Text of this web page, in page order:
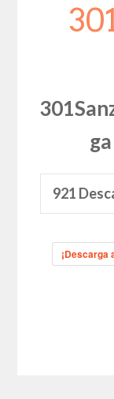
ga
921
¡Descarga